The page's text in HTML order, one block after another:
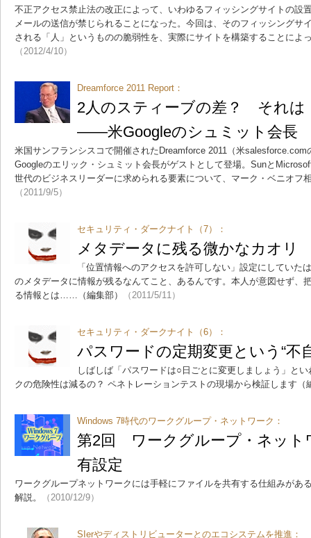
不正アクセス禁止法の改正によって、いわゆるフィッシングサイトの設
メールの送信が禁じられることになった。今回は、そのフィッシングサ
される「人」というものの脆弱性を、実際にサイトを構築することによ
（2012/4/10）
Dreamforce 2011 Report：
2人のスティーブの差？ それは
――米Googleのシュミット会長
米国サンフランシスコで開催されたDreamforce 2011（米
Googleのエリック・シュミット会長がゲストとして登場。Sunと
世代のビジネスリーダーに求められる要素について、マーク・ベニオフ
（2011/9/5）
セキュリティ・ダークナイト（7）：
メタデータに残る微かなカオリ
「位置情報へのアクセスを許可しない」設定にしていた
のメタデータに情報が残るなんてこと、あるんです。本人が意図せず、
る情報とは……（編集部）
（2011/5/11）
セキュリティ・ダークナイト（6）：
パスワードの定期変更という“不
しばしば「パスワードは○日ごとに変更しましょう」と
クの危険性は減るの？ ペネトレーションテストの現場から検証します（
Windows 7時代のワークグループ・ネットワーク：
第2回 ワークグループ・ネット
有設定
ワークグループネットワークには手軽にファイルを共有する仕組みがあ
解説。
（2010/12/9）
SIerやディストリビューターとのエコシステムを推進：